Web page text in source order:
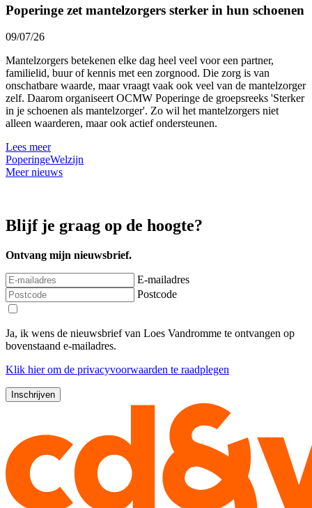
Poperinge zet mantelzorgers sterker in hun schoenen
09/07/26
Mantelzorgers betekenen elke dag heel veel voor een partner,
familielid, buur of kennis met een zorgnood. Die zorg is van
onschatbare waarde, maar vraagt vaak ook veel van de mantelzorger
zelf. Daarom organiseert OCMW Poperinge de groepsreeks 'Sterker
in je schoenen als mantelzorger'. Zo wil het mantelzorgers niet
alleen waarderen, maar ook actief ondersteunen.
Lees meer
PoperingeWelzijn
Meer nieuws
Blijf je graag op de hoogte?
Ontvang mijn nieuwsbrief.
E-mailadres
Postcode
Ja, ik wens de nieuwsbrief van Loes Vandromme te ontvangen op
bovenstaand e-mailadres.
Klik hierom de privacyvoorwaarden te raadplegen